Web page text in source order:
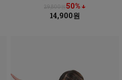
29,800원50% ↓
14,900원